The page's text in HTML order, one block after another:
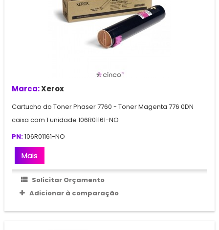
Marca:Xerox
Cartucho do Toner Phaser 7760 - Toner Magenta 776 0DN
caixa com 1 unidade 106R01161-NO
PN:106R01161-NO
Mais
Solicitar Orçamento
Adicionar à comparação